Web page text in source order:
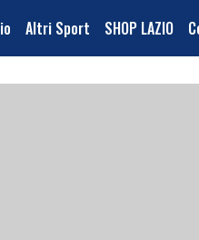
Altri Sport SHOP LAZIO